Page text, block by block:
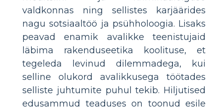
valdkonnas ning sellistes karjäärides
nagu sotsiaaltöö ja psühholoogia. Lisaks
peavad enamik avalikke teenistujaid
läbima rakenduseetika koolituse, et
tegeleda levinud dilemmadega, kui
selline olukord avalikkusega töötades
selliste juhtumite puhul tekib. Hiljutised
edusammud teaduses on toonud esile